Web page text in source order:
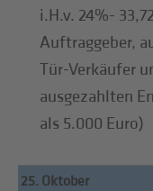
i.H.v. 24%-
Auftraggeber,
Tür-Verkäufer
ausgezahlten
als 5.000 Euro)
25. Oktober